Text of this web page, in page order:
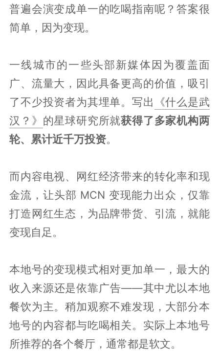
普遍会演变成单一的吃喝指南呢？答案很
简单，因为变现。
一线城市的一些头部新媒体因为覆盖面
广、流量大，因此具备更高的价值，吸引
了不少投资者为其埋单。写出
《什么是武
汉？》 的星球研究所就获得了多家机构两
轮、累计近千万投资。
而内容电视、网红经济带来的转化率和现
金流，让头部 MCN 变现能力出众，仅靠
打造网红生态，为品牌带货、引流，就能
变现自足。
本地号的变现模式相对更加单一，最大的
收入来源还是依靠广告——其中尤以本地
餐饮为主。稍加观察不难发现，大部分本
地号的内容都与吃喝相关。实际上本地号
所推荐的各个餐厅，通常都是软文。